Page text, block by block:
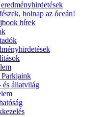
holnap az óceán!
hírek
és állatvilág